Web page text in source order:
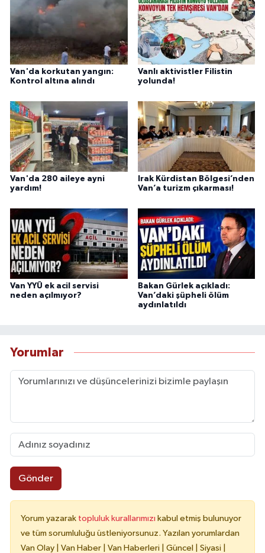
Van'da korkutan yangın:
Kontrol altına alındı
Vanlı aktivistler Filistin
yolunda!
Van'da 280 aileye ayni
yardım!
Irak Kürdistan Bölgesi’nden
Van’a turizm çıkarması!
Van YYÜ ek acil servisi
neden açılmıyor?
Bakan Gürlek açıkladı:
Van’daki şüpheli ölüm
aydınlatıldı
Yorumlar
Gönder
Yorum yazarak topluluk kurallarımızı kabul etmiş bulunuyor
ve tüm sorumluluğu üstleniyorsunuz. Yazılan yorumlardan
Van Olay | Van Haber | Van Haberleri | Güncel | Siyasi |